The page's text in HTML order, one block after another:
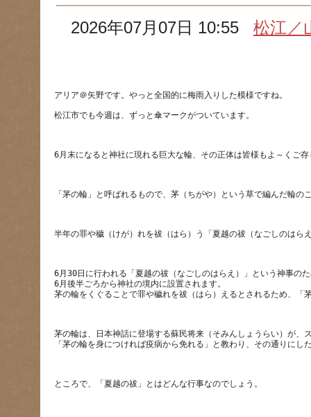
2026年07月07日 10:55松江／
松江市でも今週は、ずっと傘マークがついています。
6月30日に行われる「夏越の祓（なごしのはらえ）」という神事の
6月後半ごろから神社の境内に設置されます。
茅の輪は、日本神話に登場する蘇民将来（そみんしょうらい）が、